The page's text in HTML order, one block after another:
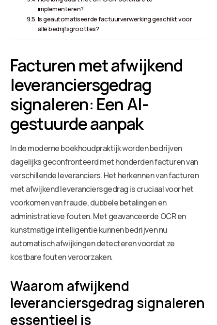
implementeren?
Is geautomatiseerde factuurverwerking geschikt voor
alle bedrijfsgroottes?
Facturen met afwijkend
leveranciersgedrag
signaleren: Een AI-
gestuurde aanpak
In de moderne boekhoudpraktijk worden bedrijven
dagelijks geconfronteerd met honderden facturen van
verschillende leveranciers. Het herkennen van facturen
met afwijkend leveranciersgedrag is cruciaal voor het
voorkomen van fraude, dubbele betalingen en
administratieve fouten. Met geavanceerde OCR en
kunstmatige intelligentie kunnen bedrijven nu
automatisch afwijkingen detecteren voordat ze
kostbare fouten veroorzaken.
Waarom afwijkend
leveranciersgedrag signaleren
essentieel is